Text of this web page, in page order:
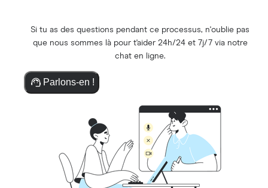
Si tu as des questions pendant ce processus, n'oublie pas
que nous sommes là pour t'aider 24h/24 et 7j/7 via notre
chat en ligne.
Parlons-en !